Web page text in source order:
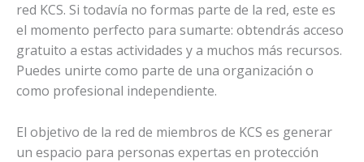
red KCS. Si todavía no formas parte de la red, este es
el momento perfecto para sumarte: obtendrás acceso
gratuito a estas actividades y a muchos más recursos.
Puedes unirte como parte de una organización o
como profesional independiente.
El objetivo de la red de miembros de KCS es generar
un espacio para personas expertas en protección